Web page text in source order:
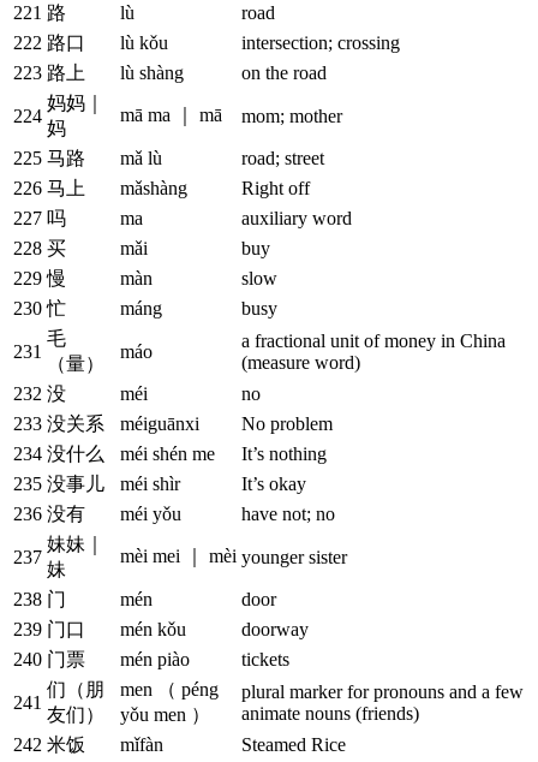
221 路 lù
road
222 路口 lù kǒu
intersection; crossing
223 路上 lù shàng on the road
224
妈妈｜
妈
mā ma ｜ mā mom; mother
225 马路 mǎ lù
road; street
226 马上 mǎshàng
Right off
227 吗 ma
auxiliary word
228 买 mǎi
buy
229 慢 màn
slow
230 忙 máng busy
231
毛
（量）
máo
a fractional unit of money in China
(measure word)
232 没 méi
no
233 没关系 méiguānxi
No problem
234 没什么 méi shén me
It’s nothing
235 没事儿 méi shìr
It’s okay
236 没有 méi yǒu have not; no
237
妹妹｜
妹
mèi mei ｜ mèi younger sister
238 门 mén
door
239 门口 mén kǒu
doorway
240 门票 mén piào tickets
241
们（朋
友们）
men （ péng
yǒu men ）
plural marker for pronouns and a few
animate nouns (friends)
242 米饭 mǐfàn
Steamed Rice